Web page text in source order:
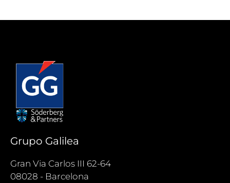
Grupo Galilea
Gran Via Carlos III 62-64
08028 - Barcelona